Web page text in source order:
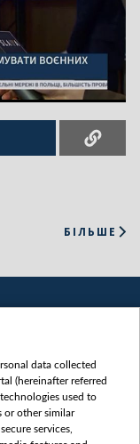
БІЛЬШЕ
data collected
(hereinafter referred
used to
or other similar
services,